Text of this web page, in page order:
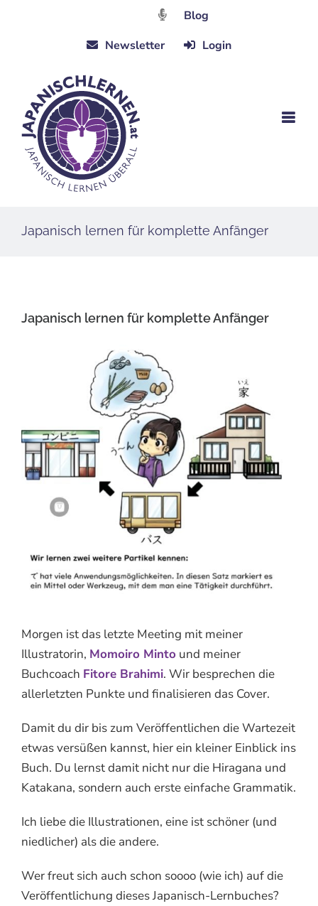
Blog
Newsletter
Login
Japanisch lernen für komplette Anfänger
Japanisch lernen für komplette Anfänger
Morgen ist das letzte Meeting mit meiner
Illustratorin, Momoiro Minto und meiner
Buchcoach Fitore Brahimi. Wir besprechen die
allerletzten Punkte und finalisieren das Cover.
Damit du dir bis zum Veröffentlichen die Wartezeit
etwas versüßen kannst, hier ein kleiner Einblick ins
Buch. Du lernst damit nicht nur die Hiragana und
Katakana, sondern auch erste einfache Grammatik.
Ich liebe die Illustrationen, eine ist schöner (und
niedlicher) als die andere.
Wer freut sich auch schon soooo (wie ich) auf die
Veröffentlichung dieses Japanisch-Lernbuches?